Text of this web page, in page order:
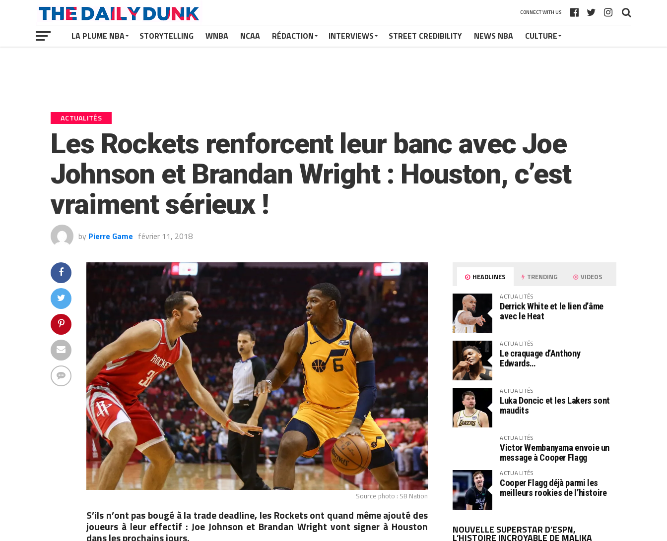
CONNECT WITH US
LA PLUME NBA STORYTELLING WNBA NCAA RÉDACTION INTERVIEWS STREET CREDIBILITY NEWS NBA CULTURE
ACTUALITÉS
Les Rockets renforcent leur banc avec Joe
Johnson et Brandan Wright : Houston, c’est
vraiment sérieux !
by Pierre Game février 11, 2018
Source photo : SB Nation
S’ils n’ont pas bougé à la trade deadline, les Rockets ont quand même ajouté des
joueurs à leur effectif : Joe Johnson et Brandan Wright vont signer à Houston
dans les prochains jours.
HEADLINES TRENDING VIDEOS
ACTUALITÉS
Derrick White et le lien d’âme
avec le Heat
ACTUALITÉS
Le craquage d’Anthony
Edwards…
ACTUALITÉS
Luka Doncic et les Lakers sont
maudits
ACTUALITÉS
Victor Wembanyama envoie un
message à Cooper Flagg
ACTUALITÉS
Cooper Flagg déjà parmi les
meilleurs rookies de l’histoire
NOUVELLE SUPERSTAR D’ESPN,
L’HISTOIRE INCROYABLE DE MALIKA